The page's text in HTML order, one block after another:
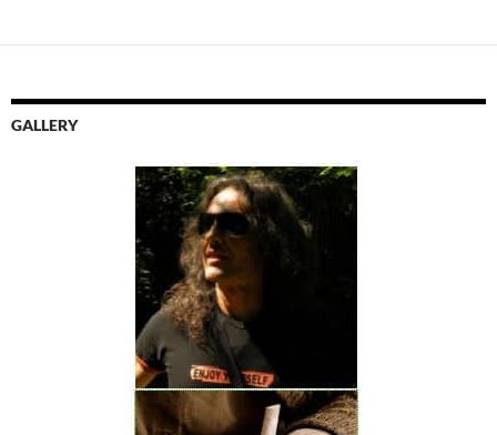
GALLERY